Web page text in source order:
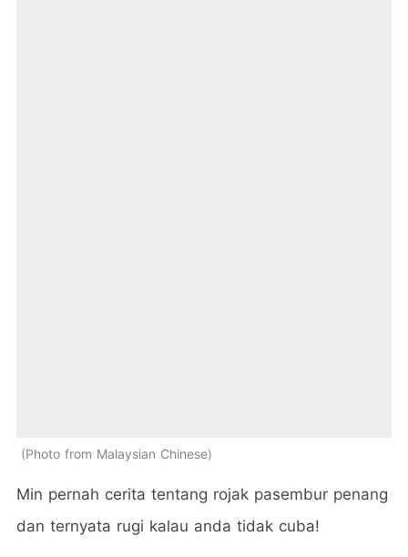
Photo from Malaysian Chinese
Min pernah cerita tentang rojak pasembur penang
dan ternyata rugi kalau anda tidak cuba!